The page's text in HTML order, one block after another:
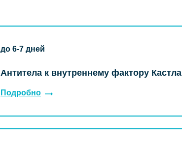
до 6-7 дней
Антитела к внутреннему фактору Кастла
Подробно